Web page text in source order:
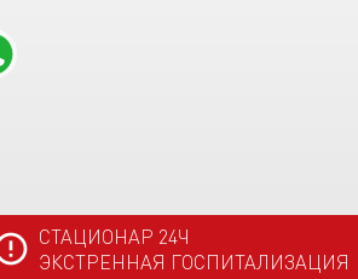
СТАЦИОНАР 24Ч
ЭКСТРЕННАЯ ГОСПИТАЛИЗАЦИЯ